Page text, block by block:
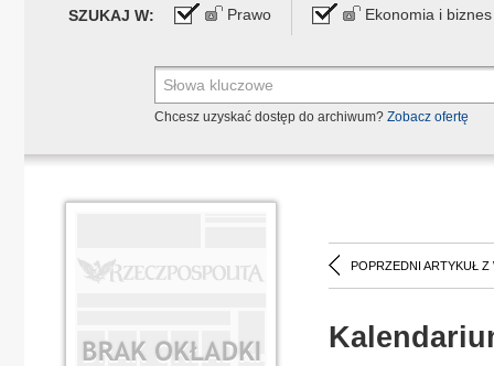
SZUKAJ W: Prawo Ekonomia i biznes
Chcesz uzyskać dostęp do archiwum? Zobacz ofertę
POPRZEDNI ARTYKUŁ Z